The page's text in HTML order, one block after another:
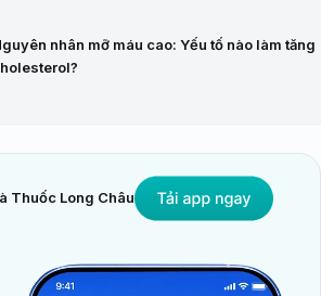
nhân mỡ máu cao: Yếu tố nào làm tăng
Thuốc Long Châu